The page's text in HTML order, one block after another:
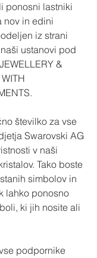
ponosni lastniki
nov in edini
iz strani
ustanovi pod
&
številko za vse
Swarovski AG
v naši
Tako boste
simbolov in
lahko ponosno
ki jih nosite ali
podpornike